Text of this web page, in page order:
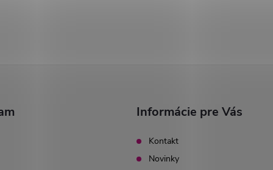
Informácie pre Vás
Kontakt
Novinky